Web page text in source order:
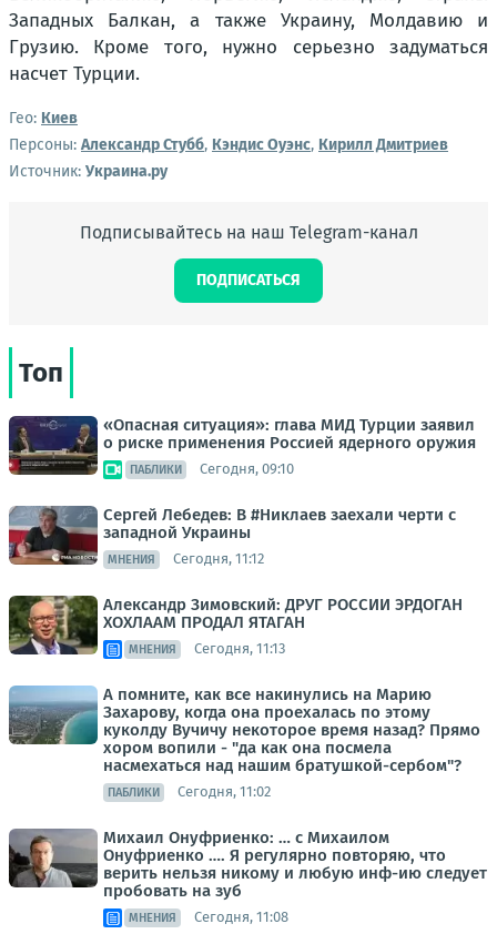
Западных Балкан, а также Украину, Молдавию и
Грузию. Кроме того, нужно серьезно задуматься
насчет Турции.
Гео: Киев
Персоны: Александр Стубб, Кэндис Оуэнс, Кирилл Дмитриев
Источник: Украина.ру
Подписывайтесь на наш Telegram-канал
ПОДПИСАТЬСЯ
Топ
«Опасная ситуация»: глава МИД Турции заявил
о риске применения Россией ядерного оружия
ПАБЛИКИ Сегодня, 09:10
Сергей Лебедев: В #Никлаев заехали черти с
западной Украины
МНЕНИЯ Сегодня, 11:12
Александр Зимовский: ДРУГ РОССИИ ЭРДОГАН
ХОХЛААМ ПРОДАЛ ЯТАГАН
МНЕНИЯ Сегодня, 11:13
А помните, как все накинулись на Марию
Захарову, когда она проехалась по этому
куколду Вучичу некоторое время назад? Прямо
хором вопили - "да как она посмела
насмехаться над нашим братушкой-сербом"?
ПАБЛИКИ Сегодня, 11:02
Михаил Онуфриенко: … с Михаилом
Онуфриенко …. Я регулярно повторяю, что
верить нельзя никому и любую инф-ию следует
пробовать на зуб
МНЕНИЯ Сегодня, 11:08